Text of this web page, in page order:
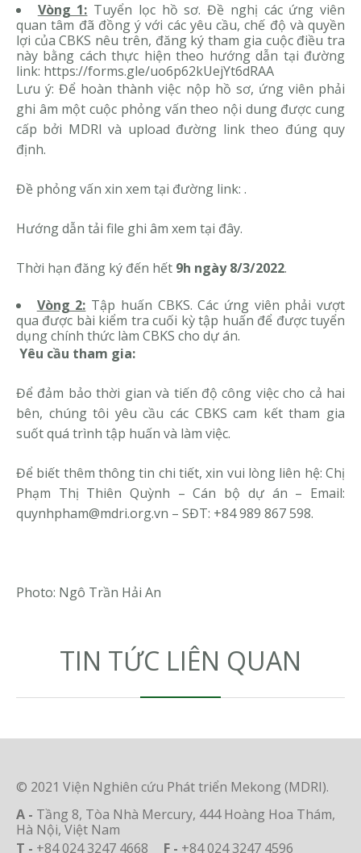
Vòng 1: Tuyển lọc hồ sơ. Đề nghị các ứng viên
quan tâm đã đồng ý với các yêu cầu, chế độ và quyền
lợi của CBKS nêu trên, đăng ký tham gia cuộc điều tra
này bằng cách thực hiện theo hướng dẫn tại đường
link: https://forms.gle/uo6p62kUejYt6dRAA
Lưu ý: Để hoàn thành việc nộp hồ sơ, ứng viên phải
ghi âm một cuộc phỏng vấn theo nội dung được cung
cấp bởi MDRI và upload đường link theo đúng quy
định.
Đề phỏng vấn xin xem tại đường link: .
Hướng dẫn tải file ghi âm xem tại đây.
Thời hạn đăng ký đến hết 9h ngày 8/3/2022.
Vòng 2: Tập huấn CBKS. Các ứng viên phải vượt
qua được bài kiểm tra cuối kỳ tập huấn để được tuyển
dụng chính thức làm CBKS cho dự án.
Yêu cầu tham gia:
Để đảm bảo thời gian và tiến độ công việc cho cả hai
bên, chúng tôi yêu cầu các CBKS cam kết tham gia
suốt quá trình tập huấn và làm việc.
Để biết thêm thông tin chi tiết, xin vui lòng liên hệ: Chị
Phạm Thị Thiên Quỳnh – Cán bộ dự án – Email:
quynhpham@mdri.org.vn – SĐT: +84 989 867 598.
Photo: Ngô Trần Hải An
TIN TỨC LIÊN QUAN
© 2021 Viện Nghiên cứu Phát triển Mekong (MDRI).
A - Tầng 8, Tòa Nhà Mercury, 444 Hoàng Hoa Thám,
Hà Nội, Việt Nam
T - +84 024 3247 4668 F - +84 024 3247 4596